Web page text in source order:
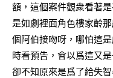
額，這個案件觀衆看著
是如劇裡面角色樓家齡
個阿伯接吻呀，哪怕這
時看預告，會以爲這又
卻不知原來是爲了給失